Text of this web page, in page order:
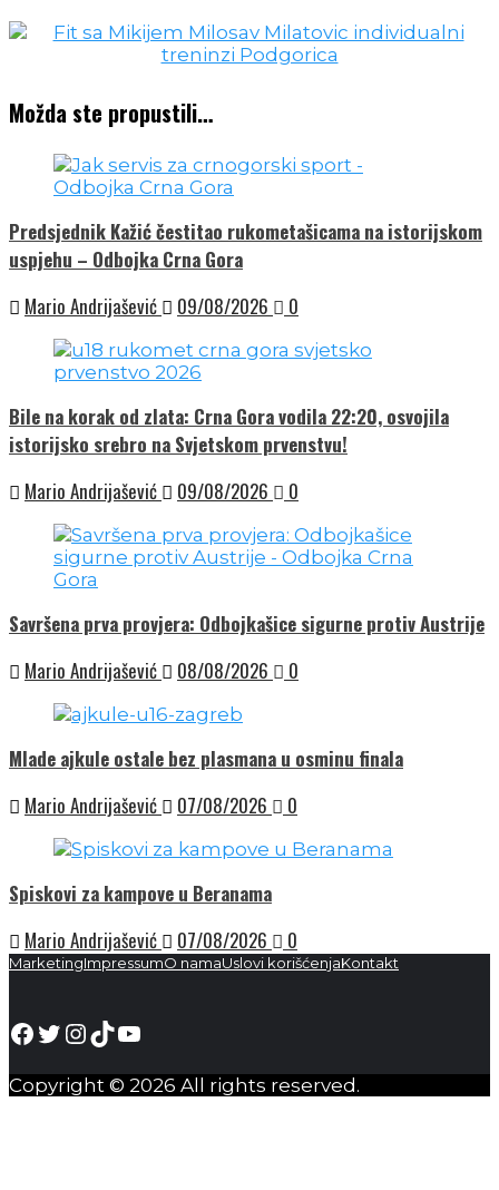
Možda ste propustili…
Predsjednik Kažić čestitao rukometašicama na istorijskom
uspjehu – Odbojka Crna Gora
Mario Andrijašević
09/08/2026 0
Bile na korak od zlata: Crna Gora vodila 22:20, osvojila
istorijsko srebro na Svjetskom prvenstvu!
Mario Andrijašević
09/08/2026 0
Savršena prva provjera: Odbojkašice sigurne protiv Austrije
Mario Andrijašević
08/08/2026 0
Mlade ajkule ostale bez plasmana u osminu finala
Mario Andrijašević
07/08/2026 0
Spiskovi za kampove u Beranama
Mario Andrijašević
07/08/2026 0
MarketingImpressumO namaUslovi korišćenjaKontakt
Facebook
Twitter
Instagram
TikTok
YouTube
Copyright © 2026 All rights reserved.